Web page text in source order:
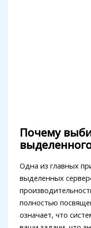
Почему
Одна из главных
выделенных
полностью
означает, что